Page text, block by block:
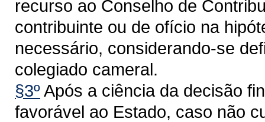
recurso ao Conselho de
contribuinte ou de ofício na
necessário, considerando-se
colegiado cameral.
§3ºApós a ciência da decisão
favorável ao Estado, caso não